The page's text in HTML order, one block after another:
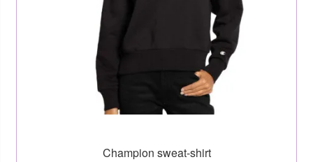
Champion sweat-shirt